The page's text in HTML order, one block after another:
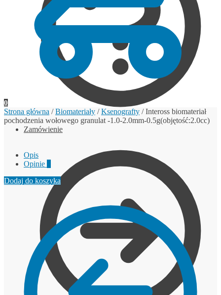
Zamówienie
0
Strona główna /Biomateriały /Ksenografty /Inteross biomateriał
pochodzenia wołowego granulat -1.0-2.0mm-0.5g(objętość:2.0cc)
Opis
Opinie
Dodaj do koszyka